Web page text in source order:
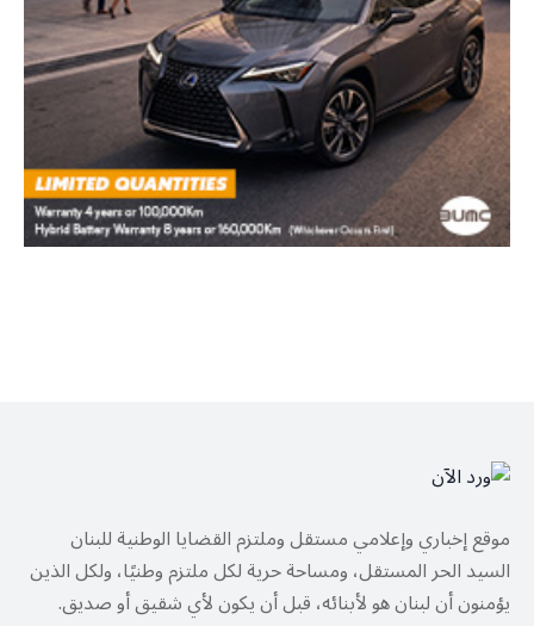
موقع إخباري وإعلامي مستقل وملتزم القضايا الوطنية للبنان
السيد الحر المستقل، ومساحة حرية لكل ملتزم وطنيًا، ولكل الذين
يؤمنون أن لبنان هو لأبنائه، قبل أن يكون لأي شقيق أو صديق.